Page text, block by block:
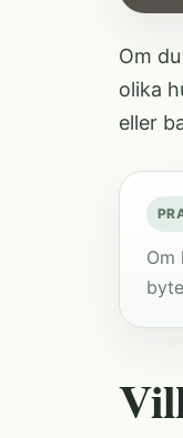
Om
olika
eller
Om